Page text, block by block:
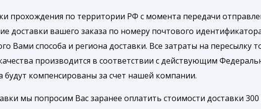
прохождения по территории РФ с момента передачи
доставки вашего заказа по номеру почтового
Вами способа и региона доставки. Все затраты на пересылку
производится в соответствии с действующим
компенсированы за счет нашей компании.
мы попросим Вас заранее оплатить стоимости доставки